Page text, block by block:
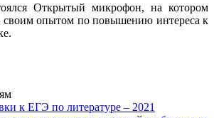
Открытый микрофон, на котором
своим опытом по повышению интереса к
к ЕГЭ по литературе – 2021